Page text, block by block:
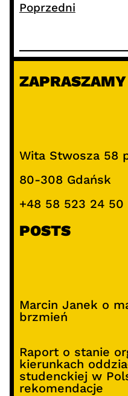
Poprzedni
ZAPRASZAMY
Wita Stwosza 58
80-308 Gdańsk
+48 58 523 24 50
POSTS
Marcin Janek o
brzmień
Raport o stanie
kierunkach
studenckiej w
rekomendacje